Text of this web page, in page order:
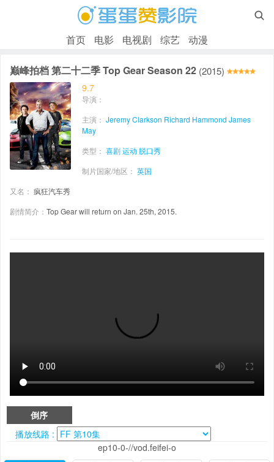

首页 电影 电视剧 综艺 动漫
巅峰拍档 第二十二季 Top Gear Season 22 (2015)
9.7
导演：
主演： Jeremy Clarkson Richard Hammond James
May
类型： 喜剧运动 脱口秀
制片国家/地区： 英国
又名： 疯狂汽车秀
剧情简介： Top Gear will return on Jan. 25th, 2015.
倒序
播放线路 :
ep10-0-//vod.feifei-o